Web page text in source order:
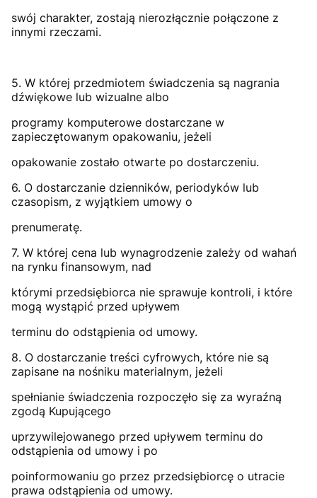
swój charakter, zostają nierozłącznie połączone z
innymi rzeczami.
5. W której przedmiotem świadczenia są nagrania
dźwiękowe lub wizualne albo
programy komputerowe dostarczane w
zapieczętowanym opakowaniu, jeżeli
opakowanie zostało otwarte po dostarczeniu.
6. O dostarczanie dzienników, periodyków lub
czasopism, z wyjątkiem umowy o
prenumeratę.
7. W której cena lub wynagrodzenie zależy od wahań
na rynku finansowym, nad
którymi przedsiębiorca nie sprawuje kontroli, i które
mogą wystąpić przed upływem
terminu do odstąpienia od umowy.
8. O dostarczanie treści cyfrowych, które nie są
zapisane na nośniku materialnym, jeżeli
spełnianie świadczenia rozpoczęło się za wyraźną
zgodą Kupującego
uprzywilejowanego przed upływem terminu do
odstąpienia od umowy i po
poinformowaniu go przez przedsiębiorcę o utracie
prawa odstąpienia od umowy.